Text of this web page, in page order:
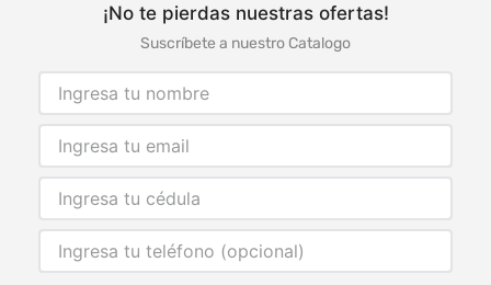
¡No te pierdas nuestras ofertas!
Suscríbete a nuestro Catalogo